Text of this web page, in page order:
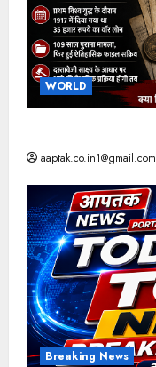
WORLD
aaptak.co.in1@gmail.com
Breaking News